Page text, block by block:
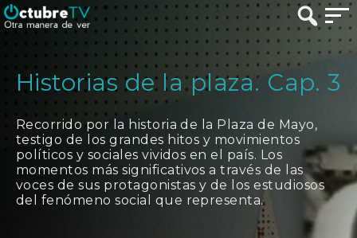
Historias de la plaza. Cap. 3
Recorrido por la historia de la Plaza de Mayo,
testigo de los grandes hitos y movimientos
políticos y sociales vividos en el país. Los
momentos más significativos a través de las
voces de sus protagonistas y de los estudiosos
del fenómeno social que representa.